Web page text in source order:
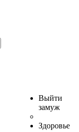
Выйти
замуж
Здоровье